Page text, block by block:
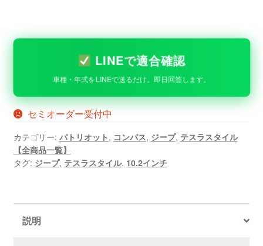
LINEで適合確認
車種・年式をLINEで送るだけ。即日回答します。
セミオーダー受付中
カテゴリー: パトリオット , コンパス, ジープ, テスラスタイル
【全商品一覧】
タグ: ジープ, テスラスタイル, 10.2インチ
説明